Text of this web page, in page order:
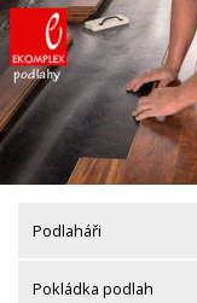
Skip
to
content
Podlaháři
Pokládka podlah